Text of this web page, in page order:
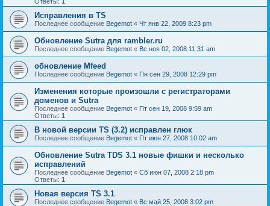
Исправления в TS
Последнее сообщение Begemot « Чт янв 22, 2009 8:23 pm
Обновление Sutra для rambler.ru
Последнее сообщение Begemot « Вс ноя 02, 2008 11:31 am
обновление Mfeed
Последнее сообщение Begemot « Пн сен 29, 2008 12:29 pm
Изменения которые произошли с регистраторами
доменов и Sutra
Последнее сообщение Begemot « Пт сен 19, 2008 9:59 am
Ответы: 1
В новой версии TS (3.2) исправлен глюк
Последнее сообщение Begemot « Пт июн 27, 2008 10:02 am
Обновление Sutra TDS 3.1 новые фишки и несколько
исправлений
Последнее сообщение Begemot « Сб июн 07, 2008 2:18 pm
Ответы: 1
Новая версия TS 3.1
Последнее сообщение Begemot « Вс май 25, 2008 3:02 pm